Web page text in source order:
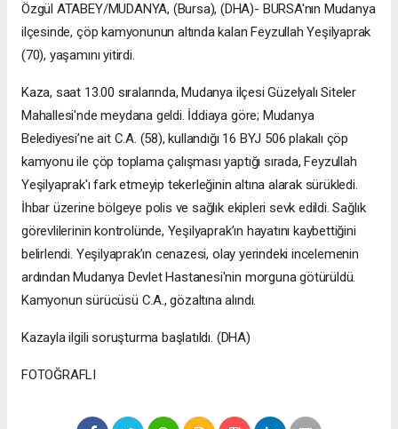
Özgül ATABEY/MUDANYA, (Bursa), (DHA)- BURSA'nın Mudanya
ilçesinde, çöp kamyonunun altında kalan Feyzullah Yeşilyaprak
(70), yaşamını yitirdi.
Kaza, saat 13.00 sıralarında, Mudanya ilçesi Güzelyalı Siteler
Mahallesi'nde meydana geldi. İddiaya göre; Mudanya
Belediyesi’ne ait C.A. (58), kullandığı 16 BYJ 506 plakalı çöp
kamyonu ile çöp toplama çalışması yaptığı sırada, Feyzullah
Yeşilyaprak'ı fark etmeyip tekerleğinin altına alarak sürükledi.
İhbar üzerine bölgeye polis ve sağlık ekipleri sevk edildi. Sağlık
görevlilerinin kontrolünde, Yeşilyaprak’ın hayatını kaybettiğini
belirlendi. Yeşilyaprak’ın cenazesi, olay yerindeki incelemenin
ardından Mudanya Devlet Hastanesi'nin morguna götürüldü.
Kamyonun sürücüsü C.A., gözaltına alındı.
Kazayla ilgili soruşturma başlatıldı. (DHA)
FOTOĞRAFLI